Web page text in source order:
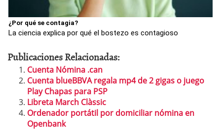
¿Por qué se contagia?
La ciencia explica por qué el bostezo es contagioso
Publicaciones Relacionadas:
Cuenta Nómina .can
Cuenta blueBBVA regala mp4 de 2 gigas o juego
Play Chapas para PSP
Libreta March Clàssic
Ordenador portátil por domiciliar nómina en
Openbank